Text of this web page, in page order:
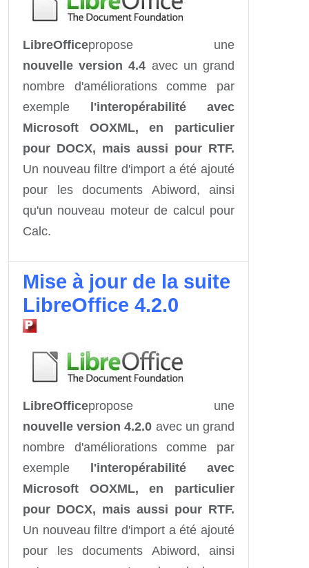
LibreOfficepropose une
nouvelle version 4.4 avec un grand
nombre d'améliorations comme par
exemple
l'interopérabilité avec
Microsoft OOXML, en particulier
pour DOCX, mais aussi pour RTF.
Un nouveau filtre d'import a été ajouté
pour les documents Abiword, ainsi
qu'un nouveau moteur de calcul pour
Calc.
Mise à jour de la suite
LibreOffice 4.2.0
LibreOfficepropose une
nouvelle version 4.2.0 avec un grand
nombre d'améliorations comme par
exemple
l'interopérabilité avec
Microsoft OOXML, en particulier
pour DOCX, mais aussi pour RTF.
Un nouveau filtre d'import a été ajouté
pour les documents Abiword, ainsi